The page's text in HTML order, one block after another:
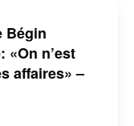
Bégin
n’est
affaires» –